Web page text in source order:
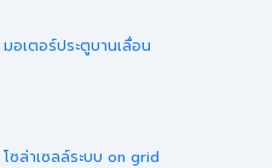
มอเตอร์ประตูบานเลื่อน
โซล่าเซลล์ระบบ on grid